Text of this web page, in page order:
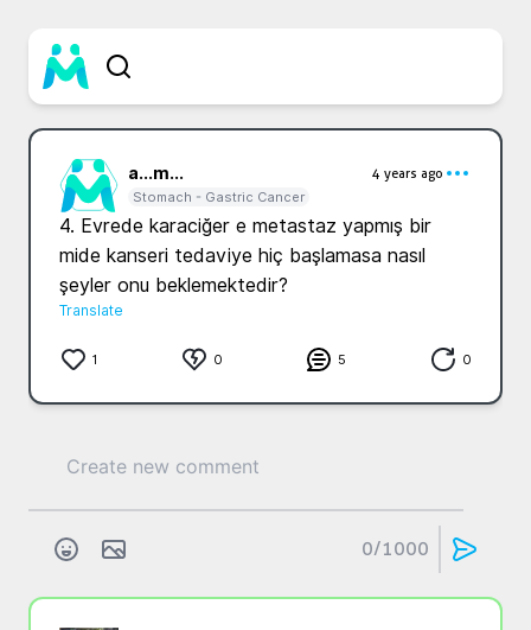
a...m...
4 years ago
Stomach - Gastric Cancer
4. Evrede karaciğer e metastaz yapmış bir
mide kanseri tedaviye hiç başlamasa nasıl
şeyler onu beklemektedir?
Translate
1 0 5 0
0/1000